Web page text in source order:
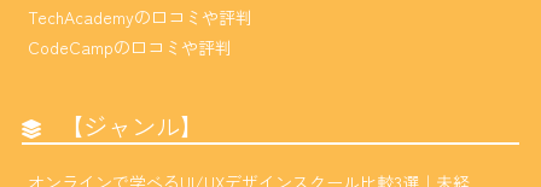
TechAcademyの口コミや評判
CodeCampの口コミや評判
【ジャンル】
オンラインで学べるUI/UXデザインスクール比較3選｜未経